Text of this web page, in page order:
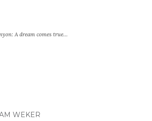
A dream comes true…
WEKER